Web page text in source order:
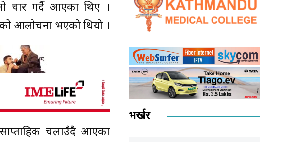
प्रचार गर्दै आएका थिए ।
आलोचना भएको थियो ।
चलाउँदै आएका
भर्खर